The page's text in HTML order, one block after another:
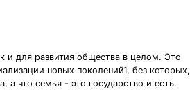
и для развития общества в целом. Это
новых поколений1, без которых,
а что семья - это государство и есть.